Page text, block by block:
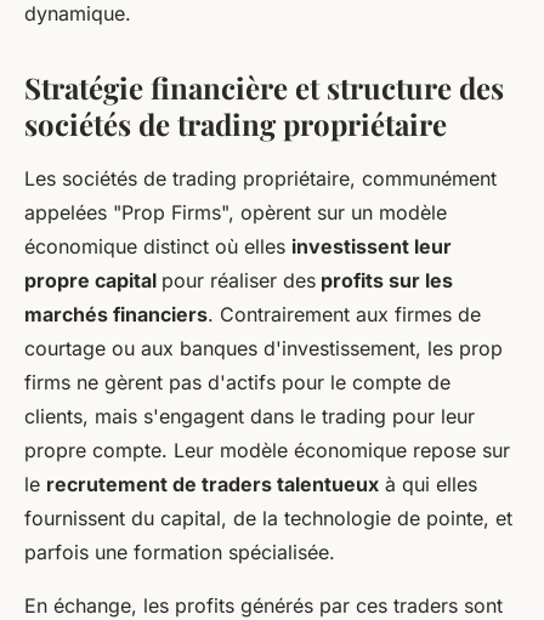
dynamique.
Stratégie financière et structure des
sociétés de trading propriétaire
Les sociétés de trading propriétaire, communément
appelées "Prop Firms", opèrent sur un modèle
économique distinct où elles investissent leur
propre capital pour réaliser des profits sur les
marchés financiers. Contrairement aux firmes de
courtage ou aux banques d'investissement, les prop
firms ne gèrent pas d'actifs pour le compte de
clients, mais s'engagent dans le trading pour leur
propre compte. Leur modèle économique repose sur
le recrutement de traders talentueux à qui elles
fournissent du capital, de la technologie de pointe, et
parfois une formation spécialisée.
En échange, les profits générés par ces traders sont